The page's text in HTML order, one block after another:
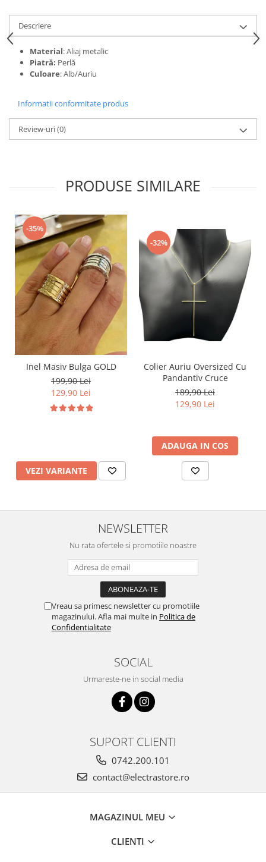
Descriere
Material: Aliaj metalic
Piatră: Perlă
Culoare: Alb/Auriu
Informatii conformitate produs
Review-uri(0)
PRODUSE SIMILARE
-35%
Inel Masiv Bulga GOLD
199,90 Lei
129,90 Lei
VEZI VARIANTE
-32%
Colier Auriu Oversized Cu
Pandantiv Cruce
189,90 Lei
129,90 Lei
ADAUGA IN COS
NEWSLETTER
Nu rata ofertele si promotiile noastre
Vreau sa primesc newsletter cu promotiile
magazinului. Afla mai multe in Politica de
Confidentialitate
SOCIAL
Urmareste-ne in social media
SUPORT CLIENTI
0742.200.101
contact@electrastore.ro
MAGAZINUL MEU
CLIENTI